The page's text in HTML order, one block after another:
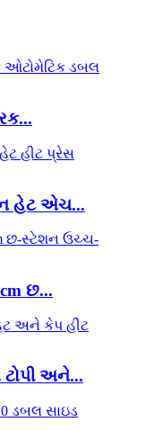
હેટ એચ...
છ...
અને...